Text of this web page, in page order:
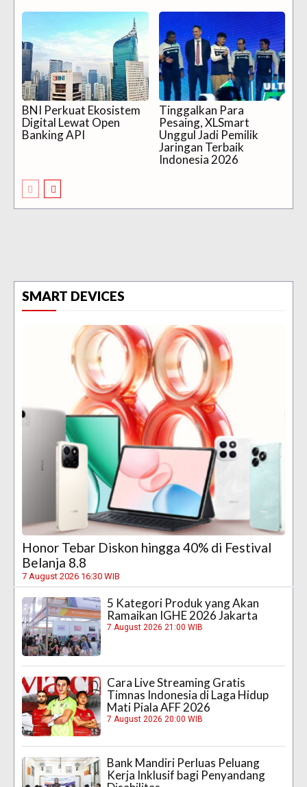
BNI Perkuat Ekosistem
Digital Lewat Open
Banking API
Tinggalkan Para
Pesaing, XLSmart
Unggul Jadi Pemilik
Jaringan Terbaik
Indonesia 2026
SMART DEVICES
Honor Tebar Diskon hingga 40% di Festival
Belanja 8.8
7 August 2026 16:30 WIB
5 Kategori Produk yang Akan
Ramaikan IGHE 2026 Jakarta
7 August 2026 21:00 WIB
Cara Live Streaming Gratis
Timnas Indonesia di Laga Hidup
Mati Piala AFF 2026
7 August 2026 20:00 WIB
Bank Mandiri Perluas Peluang
Kerja Inklusif bagi Penyandang